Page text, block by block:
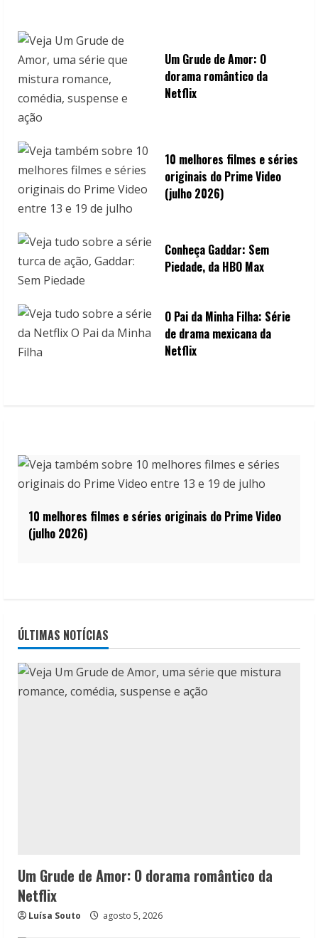
Um Grude de Amor: O
dorama romântico da
Netflix
10 melhores filmes e séries
originais do Prime Video
(julho 2026)
Conheça Gaddar: Sem
Piedade, da HBO Max
O Pai da Minha Filha: Série
de drama mexicana da
Netflix
10 melhores filmes e séries originais do Prime Video
(julho 2026)
ÚLTIMAS NOTÍCIAS
Um Grude de Amor: O dorama romântico da
Netflix
Luísa Souto agosto 5, 2026